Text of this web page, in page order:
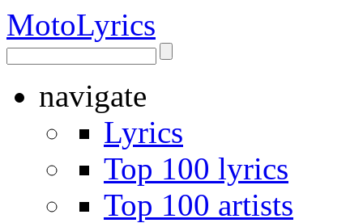
MotoLyrics
navigate
Lyrics
Top 100 lyrics
Top 100 artists